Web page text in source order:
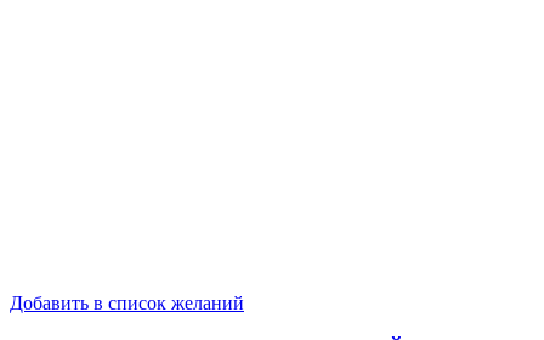
Добавить в список желаний